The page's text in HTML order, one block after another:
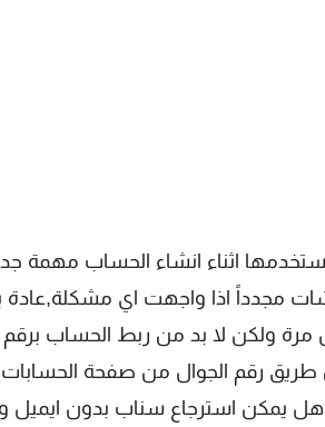
اثناء انشاء الحساب مهمة
مرة ولكن لا بد من ربط الحساب
رقم الجوال من صفحة الحسابات
هل يمكن استرجاع سناب بدون ايميل